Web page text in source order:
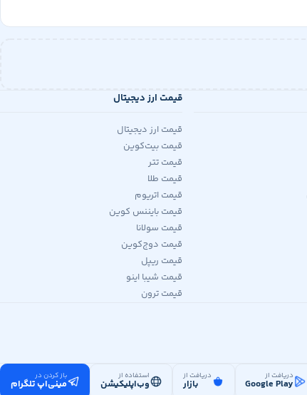
قیمت ارز دیجیتال
قیمت ارز دیجیتال
قیمت بیت‌کوین
قیمت تتر
قیمت طلا
قیمت اتریوم
قیمت بایننس کوین
قیمت سولانا
قیمت دوج‌کوین
قیمت ریپل
قیمت شیبا اینو
قیمت ترون
دریافت از
Google Play
دریافت از
بازار
استفاده از
وب‌اپلیکیشن
باز کردن در
مینی‌اپ تلگرام